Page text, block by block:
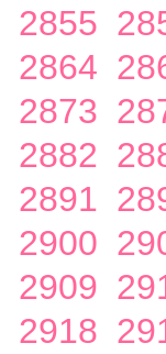
2855
2864
2873
2882
2891
2900
2909
2918